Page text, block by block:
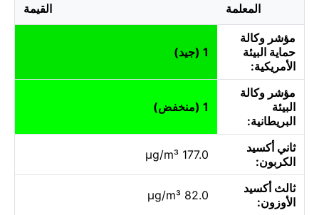
المعلمة القيمة
مؤشر وكالة
حماية البيئة
الأمريكية:
1 (جيد)
مؤشر وكالة
البيئة
البريطانية:
1 (منخفض)
ثاني أكسيد
الكربون:
177.0 µg/m³
ثالث أكسيد
الأوزون:
82.0 µg/m³